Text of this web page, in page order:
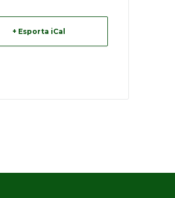
+ Esporta iCal